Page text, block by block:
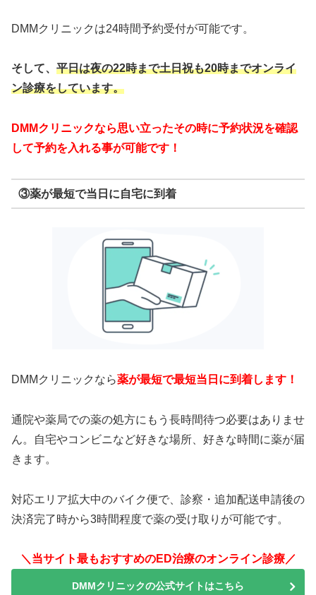
DMMクリニックは24時間予約受付が可能です。
そして、 平日は夜の22時まで土日祝も20時までオンライ
ン診療をしています。
DMMクリニックなら思い立ったその時に予約状況を確認
して予約を入れる事が可能です！
③薬が最短で当日に自宅に到着
DMMクリニックなら薬が最短で最短当日に到着します！
通院や薬局での薬の処方にもう長時間待つ必要はありませ
ん。自宅やコンビニなど好きな場所、好きな時間に薬が届
きます。
対応エリア拡大中のバイク便で、診察・追加配送申請後の
決済完了時から3時間程度で薬の受け取りが可能です。
＼当サイト最もおすすめのED治療のオンライン診療／
DMMクリニックの公式サイトはこちら